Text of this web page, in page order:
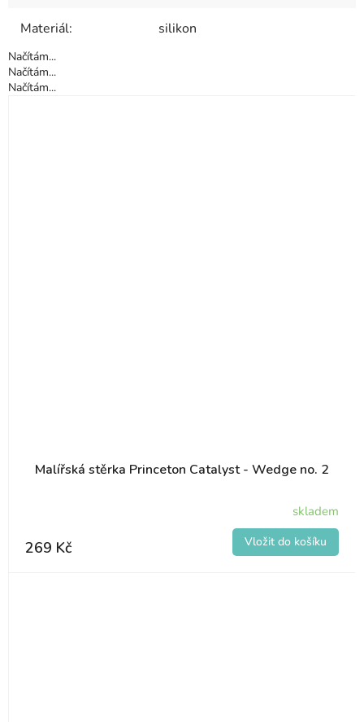
Materiál: silikon
Načítám...
Načítám...
Načítám...
Malířská stěrka Princeton Catalyst - Wedge no. 2
skladem
269 Kč